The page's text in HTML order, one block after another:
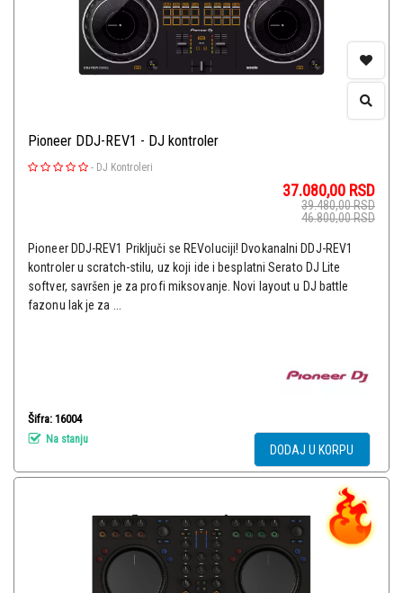
Pioneer DDJ-REV1 - DJ kontroler
- DJ Kontroleri
37.080,00 RSD
39.480,00RSD
46.800,00RSD
Pioneer DDJ-REV1 Priključi se REVoluciji! Dvokanalni DDJ-REV1
kontroler u scratch-stilu, uz koji ide i besplatni Serato DJ Lite
softver, savršen je za profi miksovanje. Novi layout u DJ battle
fazonu lak je za ...
Šifra: 16004
Na stanju
DODAJ U KORPU